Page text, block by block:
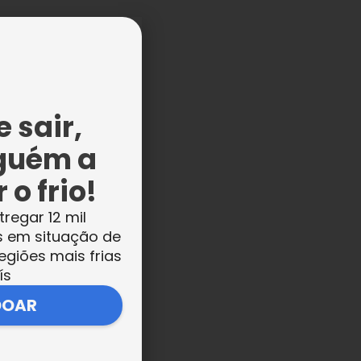
a
sair,
a
o frio!
12 mil
em situação de
mais frias